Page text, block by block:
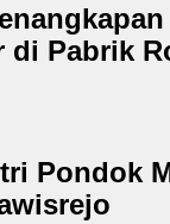
di Pabrik
Pondok